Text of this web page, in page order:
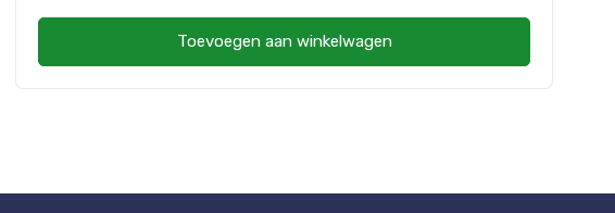
Toevoegen aan winkelwagen